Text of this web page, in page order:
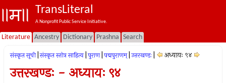
TransLiteral
A Nonprofit Public Service Initiative.
Literature Ancestry Dictionary Prashna Search
संस्कृत सूची संस्कृत स्तोत्र साहित्य पुराण पद्मपुराणम् उत्तरखण्डः अध्यायः ९४
उत्तरखण्डः - अध्यायः ९४